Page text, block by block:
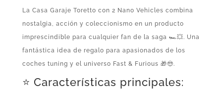
La Casa Garaje Toretto con 2 Nano Vehicles combina
nostalgia, acción y coleccionismo en un producto
imprescindible para cualquier fan de la saga 🏎️💥. Una
fantástica idea de regalo para apasionados de los
coches tuning y el universo Fast & Furious 🎁😎.
⭐ Características principales: